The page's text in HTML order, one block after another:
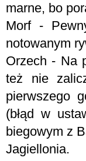
marne, bo
Morf - P
notowanym
Orzech - Na
też nie
pierwszego
(błąd w
biegowym z
Jagiellonia.